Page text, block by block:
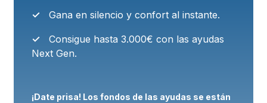
Gana en silencio y confort al instante.
Consigue hasta 3.000€ con las ayudas
Next Gen.
¡Date prisa! Los fondos de las ayudas se están